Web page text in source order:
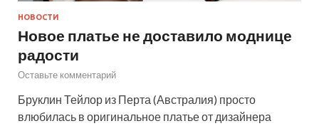
НОВОСТИ
Новое платье не доставило моднице
радости
Оставьте комментарий
Бруклин Тейлор из Перта (Австралия) просто
влюбилась в оригинальное платье от дизайнера